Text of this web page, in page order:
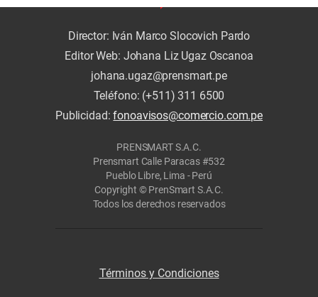
Director: Iván Marco Slocovich Pardo
Editor Web: Johana Liz Ugaz Oscanoa
johana.ugaz@prensmart.pe
Teléfono: (+511) 311 6500
Publicidad:fonoavisos@comercio.com.pe
PRENSMART S.A.C.
Prensmart Calle Paracas #532
Pueblo Libre, Lima - Perú
Copyright © PrenSmart S.A.C.
Todos los derechos reservados
Términos y Condiciones